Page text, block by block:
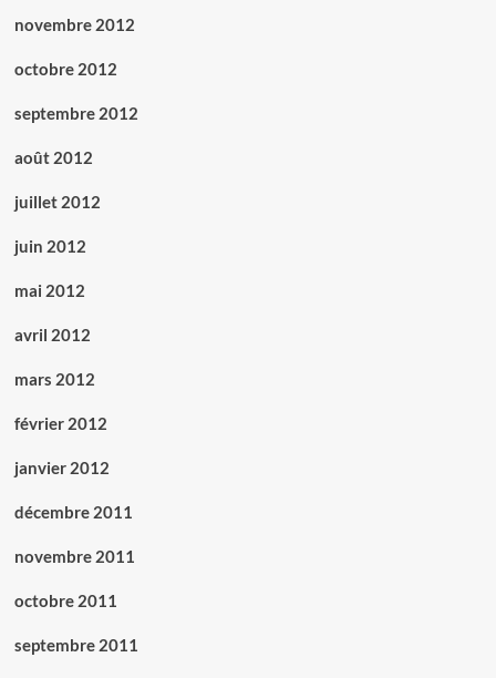
novembre 2012
octobre 2012
septembre 2012
août 2012
juillet 2012
juin 2012
mai 2012
avril 2012
mars 2012
février 2012
janvier 2012
décembre 2011
novembre 2011
octobre 2011
septembre 2011